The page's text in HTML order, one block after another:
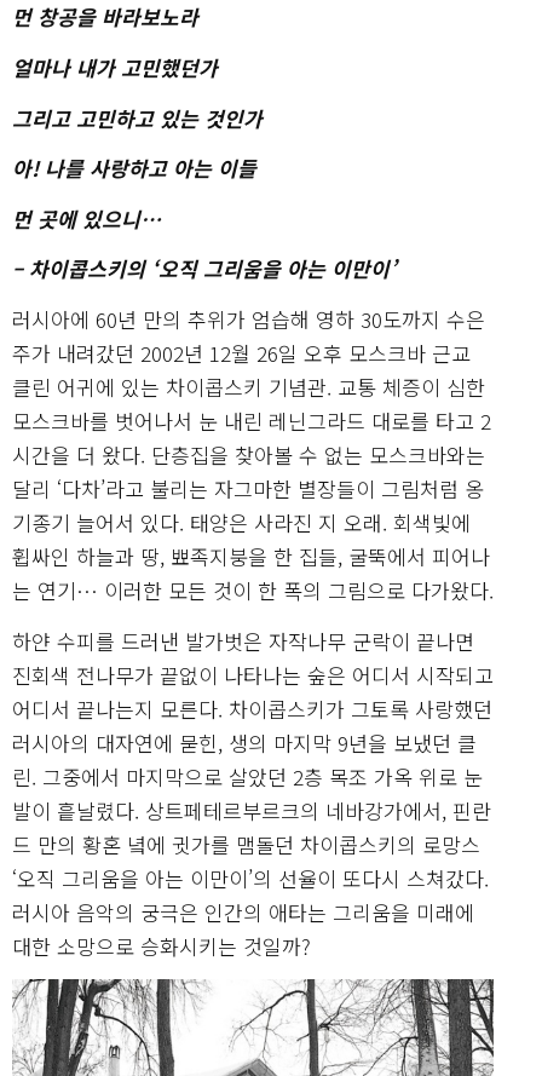
먼 창공을 바라보노라
얼마나 내가 고민했던가
그리고 고민하고 있는 것인가
아! 나를 사랑하고 아는 이들
먼 곳에 있으니…
– 차이콥스키의 ‘오직 그리움을 아는 이만이’
러시아에 60년 만의 추위가 엄습해 영하 30도까지 수은
주가 내려갔던 2002년 12월 26일 오후 모스크바 근교
클린 어귀에 있는 차이콥스키 기념관. 교통 체증이 심한
모스크바를 벗어나서 눈 내린 레닌그라드 대로를 타고 2
시간을 더 왔다. 단층집을 찾아볼 수 없는 모스크바와는
달리 ‘다차’라고 불리는 자그마한 별장들이 그림처럼 옹
기종기 늘어서 있다. 태양은 사라진 지 오래. 회색빛에
휩싸인 하늘과 땅, 뾰족지붕을 한 집들, 굴뚝에서 피어나
는 연기… 이러한 모든 것이 한 폭의 그림으로 다가왔다.
하얀 수피를 드러낸 발가벗은 자작나무 군락이 끝나면
진회색 전나무가 끝없이 나타나는 숲은 어디서 시작되고
어디서 끝나는지 모른다. 차이콥스키가 그토록 사랑했던
러시아의 대자연에 묻힌, 생의 마지막 9년을 보냈던 클
린. 그중에서 마지막으로 살았던 2층 목조 가옥 위로 눈
발이 흩날렸다. 상트페테르부르크의 네바강가에서, 핀란
드 만의 황혼 녘에 귓가를 맴돌던 차이콥스키의 로망스
‘오직 그리움을 아는 이만이’의 선율이 또다시 스쳐갔다.
러시아 음악의 궁극은 인간의 애타는 그리움을 미래에
대한 소망으로 승화시키는 것일까?